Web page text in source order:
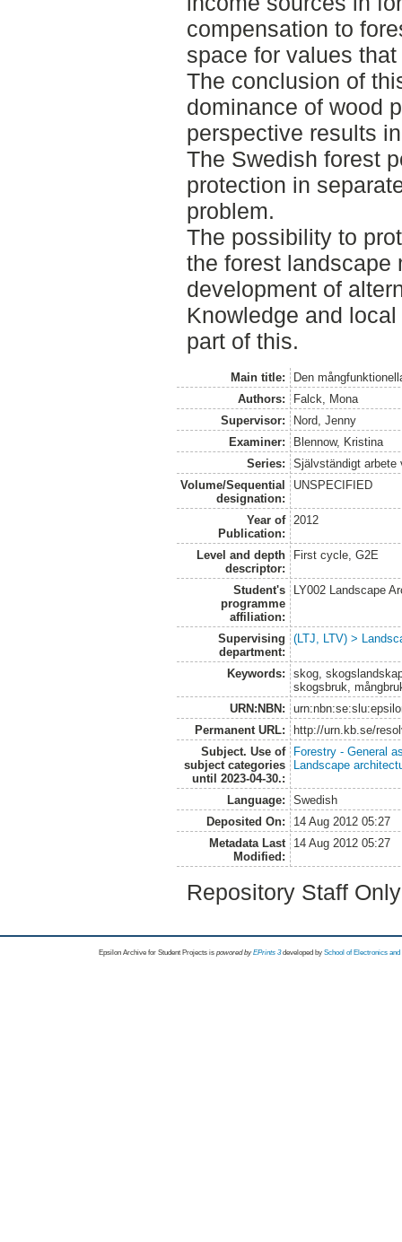
compensation to
space for values
The conclusion of
dominance of wood
perspective results
The Swedish forest
protection in
problem.
The possibility to
the forest landscape
development of
Knowledge and
part of this.
Main title:
Den
Authors:
Falck, Mona
Supervisor:
Nord, Jenny
Examiner:
Blennow, Kristina
Series:
Självständigt arbete
Volume/Sequential
designation:
UNSPECIFIED
Year of
Publication:
2012
Level and depth
descriptor:
First cycle, G2E
Student's
programme
affiliation:
LY002 Landscape
Supervising
department:
(LTJ, LTV) >
Keywords:
skog,
skogsbruk,
URN:NBN:
Permanent URL:
http://urn.kb.se/
Subject. Use of
subject categories
until 2023-04-30.:
Forestry - General
Landscape
Language:
Swedish
Deposited On:
14 Aug 2012 05:27
Metadata Last
Modified:
14 Aug 2012 05:27
Repository Staff
Epsilon Archive for Student Projects is powored byEPrints 3 developed by School of Electronics